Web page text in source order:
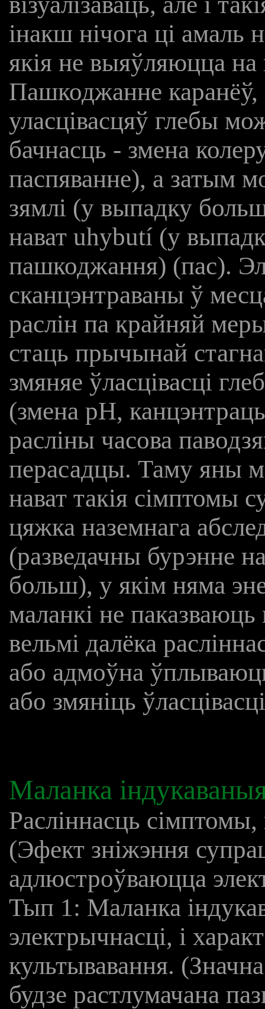
інакш нічога ці амаль
якія не выяўляюцца на
Пашкоджанне
уласцівасцяў глебы
бачнасць - змена
паспяванне), а затым
зямлі (у выпадку
нават uhybutí (у
пашкоджання) (пас).
сканцэнтраваны ў
раслін па крайняй
стаць прычынай
змяняе ўласцівасці
(змена рН,
расліны часова
перасадцы. Таму яны
нават такія сімптомы
цяжка наземнага
(разведачны бурэнне
больш), у якім няма
маланкі не
вельмі далёка
або адмоўна
або змяніць
Маланка
Расліннасць
(Эфект зніжэння
адлюстроўваюцца
Тып 1: Маланка
электрычнасці, і
культывавання.
будзе растлумачана